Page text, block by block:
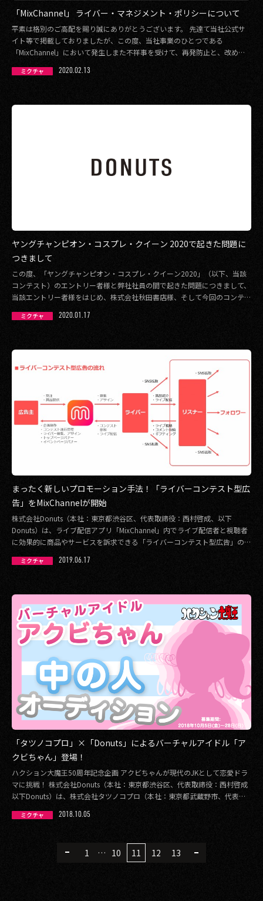
「MixChannel」 ライバー・マネジメント・ポリシーについて
平素は格別のご高配を賜り誠にありがとうございます。 先達て当社公式サ
イト等で掲載しておりましたが、この度、当社事業のひとつである
「MixChannel」において発生しまた不祥事を受けて、再発防止と、改めて
ミクチャ 2020.02.13
ヤングチャンピオン・コスプレ・クイーン 2020で起きた問題に
つきまして
この度、「ヤングチャンピオン・コスプレ・クイーン2020」（以下、当該
コンテスト）のエントリー者様と弊社社員の間で起きた問題につきまして、
当該エントリー者様をはじめ、株式会社秋田書店様、そして今回のコンテス
ミクチャ 2020.01.17
まったく新しいプロモーション手法！「ライバーコンテスト型広
告」をMixChannelが開始
株式会社Donuts（本社：東京都渋谷区、代表取締役：西村啓成、以下
Donuts）は、ライブ配信アプリ「MixChannel」内でライブ配信者と視聴者
に効果的に商品やサービスを訴求できる「ライバーコンテスト型広告」の提
ミクチャ 2019.06.17
「タツノコプロ」×「Donuts」によるバーチャルアイドル「ア
クビちゃん」登場！
ハクション大魔王50周年記念企画 アクビちゃんが現代のJKとして恋愛ドラ
マに挑戦！ 株式会社Donuts（本社：東京都渋谷区、代表取締役：西村啓成
以下Donuts）は、株式会社タツノコプロ（本社：東京都武蔵野市、代表取
ミクチャ 2018.10.05
1 … 10 11 12 13